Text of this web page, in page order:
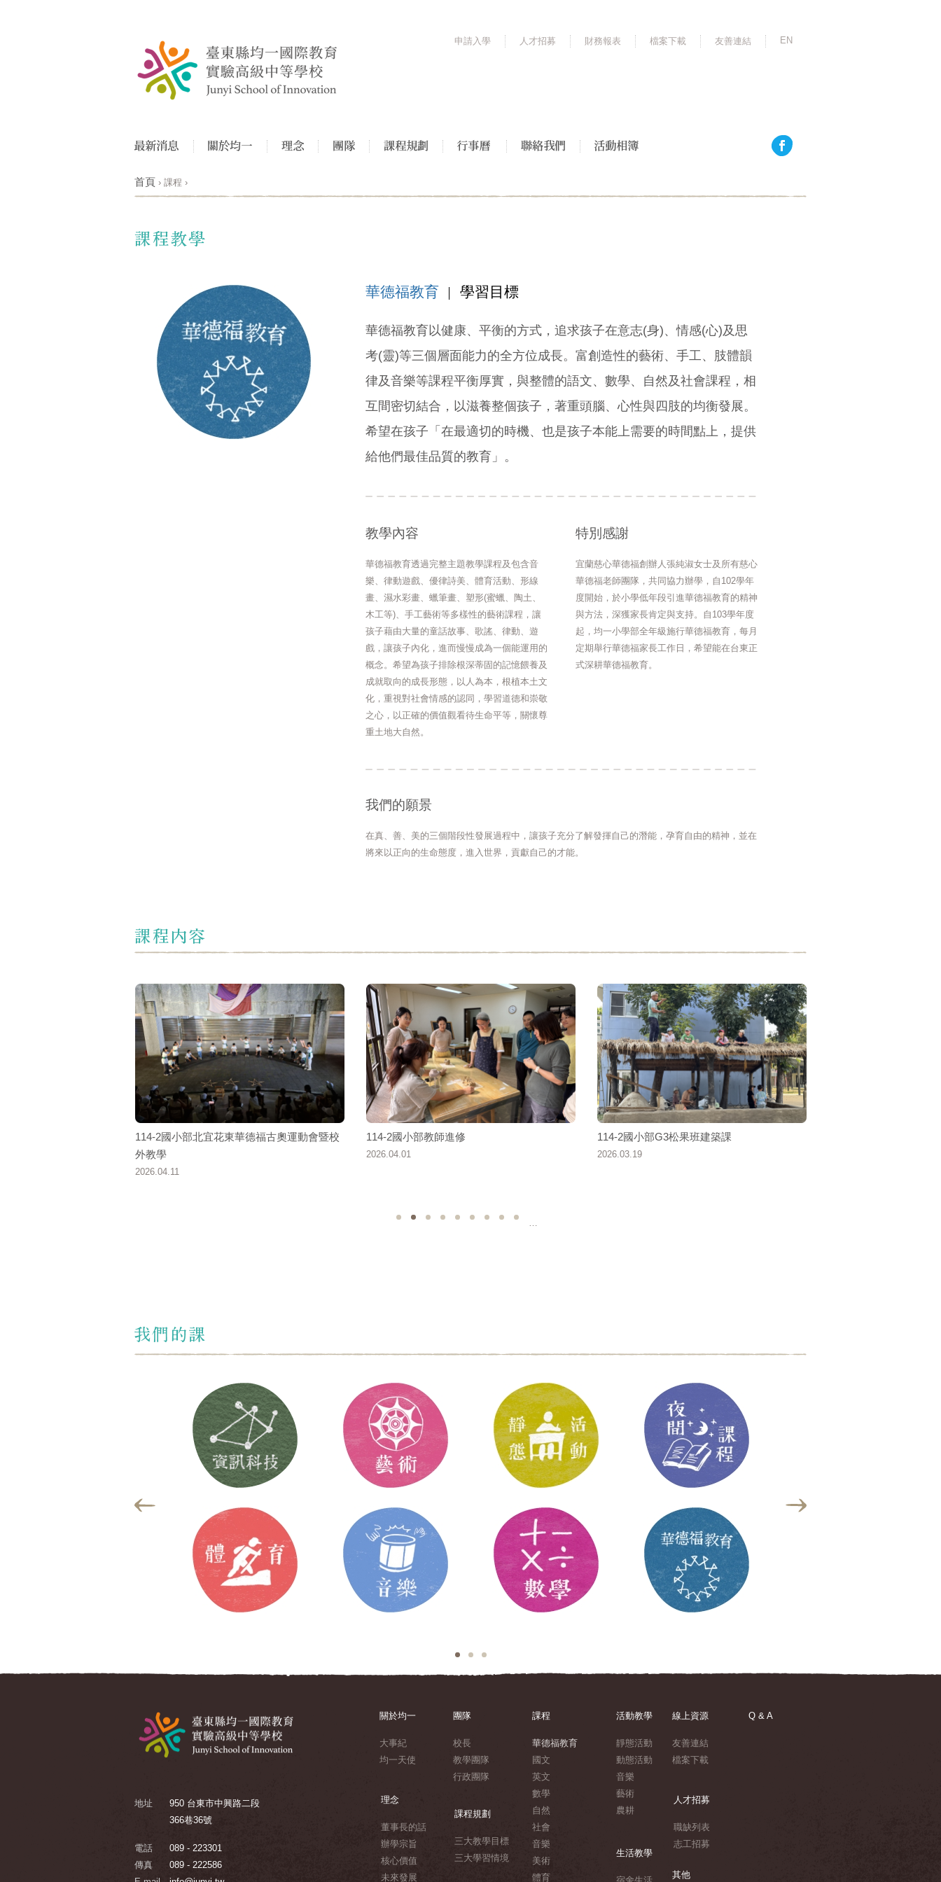
申請入學 人才招募 財務報表 檔案下載 友善連結 EN
您在這裡
首頁 › 課程 ›
華德福教育 學習目標
華德福教育以健康、平衡的方式，追求孩子在意志(身)、情感(心)及思
考(靈)等三個層面能力的全方位成長。富創造性的藝術、手工、肢體韻
律及音樂等課程平衡厚實，與整體的語文、數學、自然及社會課程，相
互間密切結合，以滋養整個孩子，著重頭腦、心性與四肢的均衡發展。
希望在孩子「在最適切的時機、也是孩子本能上需要的時間點上，提供
給他們最佳品質的教育」。
教學內容
華德福教育透過完整主題教學課程及包含音
樂、律動遊戲、優律詩美、體育活動、形線
畫、濕水彩畫、蠟筆畫、塑形(蜜蠟、陶土、
木工等)、手工藝術等多樣性的藝術課程，讓
孩子藉由大量的童話故事、歌謠、律動、遊
戲，讓孩子內化，進而慢慢成為一個能運用的
概念。希望為孩子排除根深蒂固的記憶餵養及
成就取向的成長形態，以人為本，根植本土文
化，重視對社會情感的認同，學習道德和崇敬
之心，以正確的價值觀看待生命平等，關懷尊
重土地大自然。
特別感謝
宜蘭慈心華德福創辦人張純淑女士及所有慈心
華德福老師團隊，共同協力辦學，自102學年
度開始，於小學低年段引進華德福教育的精神
與方法，深獲家長肯定與支持。自103學年度
起，均一小學部全年級施行華德福教育，每月
定期舉行華德福家長工作日，希望能在台東正
式深耕華德福教育。
我們的願景
在真、善、美的三個階段性發展過程中，讓孩子充分了解發揮自己的潛能，孕育自由的精神，並在
將來以正向的生命態度，進入世界，貢獻自己的才能。
114-2國小部北宜花東華德福古奧運動會暨校
外教學
2026.04.11
114-2國小部教師進修
2026.04.01
114-2國小部G3松果班建築課
2026.03.19
…
地址
950 台東市中興路二段
366巷36號
電話
089 - 223301
傳真
089 - 222586
關於均一
大事紀
均一天使
理念
董事長的話
辦學宗旨
核心價值
未來發展
團隊
校長
教學團隊
行政團隊
課程規劃
三大教學目標
三大學習情境
課程
華德福教育
國文
英文
數學
自然
社會
音樂
美術
體育
活動教學
靜態活動
動態活動
音樂
藝術
農耕
生活教學
宿舍生活
線上資源
友善連結
檔案下載
人才招募
職缺列表
志工招募
其他
Q & A